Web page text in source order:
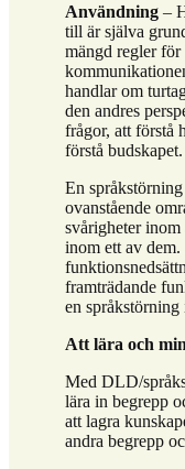
Användning–
till är själva
mängd regler
handlar om
den andres
frågor, att förstå
förstå budskapet.
En
ovanstående
svårigheter
inom ett av
framträdande
en språkstörning
Att lära och
Med DLD/
lära in begrepp
att lagra
andra begrepp